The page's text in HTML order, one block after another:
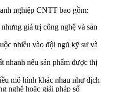
nghiệp CNTT bao gồm:
giá trị công nghệ và sản
nhiều vào đội ngũ kỹ sư và
nhanh nếu sản phẩm được thị
mô hình khác nhau như dịch
nghệ hoặc giải pháp số